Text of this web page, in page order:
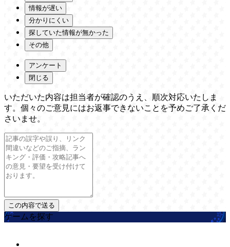
情報が遅い
分かりにくい
探していた情報が無かった
その他
アンケート
閉じる
いただいた内容は担当者が確認のうえ、順次対応いたしま
す。個々のご意見にはお返事できないことを予めご了承くだ
さいませ。
ゲームを探す